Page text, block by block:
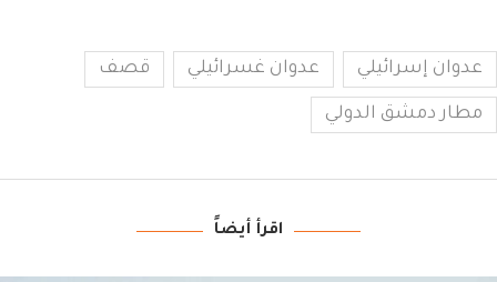
عدوان إسرائيلي عدوان غسرائيلي قصف
مطار دمشق الدولي
اقرأ أيضاً